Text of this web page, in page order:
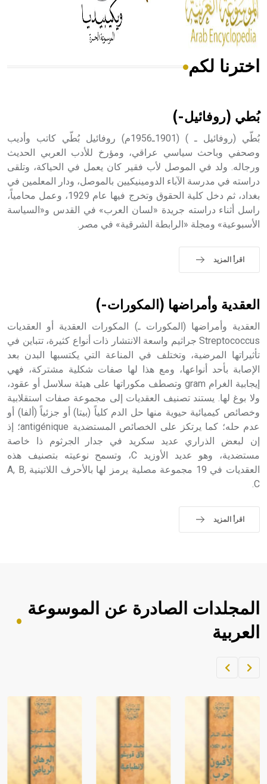
أجود أنواعه، ويمتاز بكبر الحجم ويسمى الش
هل تعلم أن الأبسيد كلمة فرنسية اللفظ تم اعتمادها مصطلحاً
- هل تعلم أن أبجر Abgar اسم معروف جيداً يعود إلى عدد من
الملوك الذين حكموا مدينة إديسا (الرها) من أبجر الأول وحتى
التاسع، وهم ينتسبون إلى أسرة أوسروين
اخترنا لكم
بُطي (روفائيل-)
بُطّي (روفائيل ـ ) (1901ـ1956م) روفائيل بُطّي كاتب وأديب
وصحفي وباحث سياسي عراقي، ومؤرخ للأدب العربي الحديث
ورجاله. ولد في الموصل لأب فقير كان يعمل في الحياكة، وتلقى
دراسته في مدرسة الآباء الدومينيكيين بالموصل، ودار المعلمين في
بغداد، ثم دخل كلية الحقوق وتخرج فيها عام 1929، وعمل محامياً،
راسل أثناء دراسته جريدة «لسان العرب» في القدس و«السياسة
الأسبوعية» ومجلة «الرابطة الشرقية» في مصر.
اقرأ المزيد
العقدية وأمراضها (المكورات-)
العقدية وأمراضها (المكورات ـ) المكورات العقدية أو العقديات
Streptococcus جراثيم واسعة الانتشار ذات أنواع كثيرة، تتباين في
تأثيراتها المرضية، وتختلف في المناعة التي يكتسبها البدن بعد
الإصابة بأحد أنواعها، ومع هذا لها صفات شكلية مشتركة، فهي
إيجابية الغرام gram وتصطف مكوراتها على هيئة سلاسل أو عقود،
ولا بوغ لها. يستند تصنيف العقديات إلى مجموعة صفات استقلابية
وخصائص كيميائية حيوية منها حل الدم كلياً (بيتا) أو جزئياً (ألفا) أو
عدم حله؛ كما يرتكز على الخصائص المستضدية antigénique؛ إذ
إن لبعض الذراري عديد سكريد في جدار الجرثوم ذا خاصة
مستضدية، وهو عديد الأوزيد C، وتسمح نوعيته بتصنيف هذه
العقديات في 19 مجموعة مصلية يرمز لها بالأحرف اللاتينية A, B,
C.
اقرأ المزيد
المجلدات الصادرة عن الموسوعة
العربية